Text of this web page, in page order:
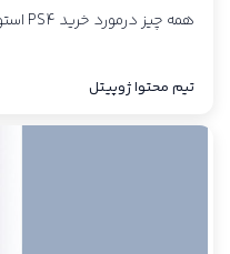
همه چیز درمورد خرید PS4 استوک
تیم محتوا ژوپیتل